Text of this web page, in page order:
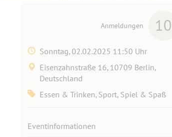
Anmeldungen 10
Sonntag, 02.02.2025 11:50 Uhr
Eisenzahnstraße 16, 10709 Berlin,
Deutschland
Essen & Trinken, Sport, Spiel & Spaß
Eventinformationen